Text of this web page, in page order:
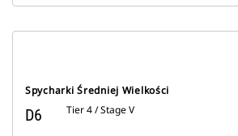
Spycharki Średniej Wielkości
D6 Tier 4 / Stage V